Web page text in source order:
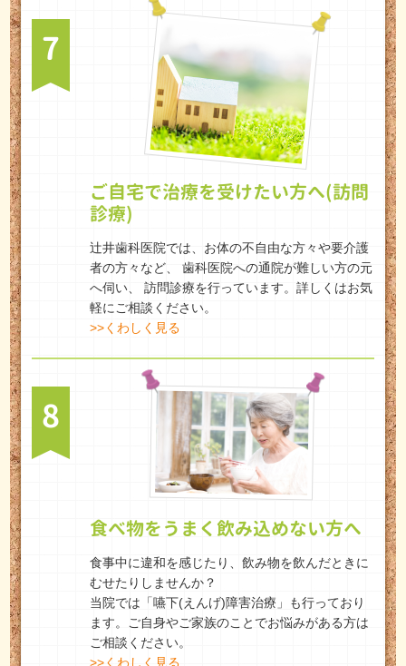
7
ご自宅で治療を受けたい方へ(訪問
診療)
辻井歯科医院では、お体の不自由な方々や要介護
者の方々など、 歯科医院への通院が難しい方の元
へ伺い、 訪問診療を行っています。詳しくはお気
軽にご相談ください。
>>くわしく見る
8
食べ物をうまく飲み込めない方へ
食事中に違和を感じたり、飲み物を飲んだときに
むせたりしませんか？
当院では「嚥下(えんげ)障害治療」も行っており
ます。ご自身やご家族のことでお悩みがある方は
ご相談ください。
>>くわしく見る